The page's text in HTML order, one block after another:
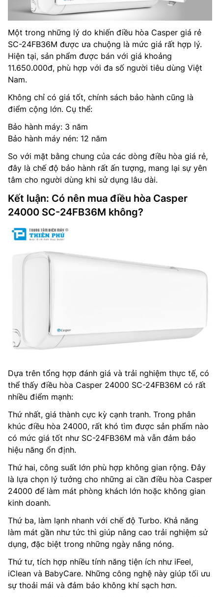
Một trong những lý do khiến điều hòa Casper giá rẻ
SC-24FB36M được ưa chuộng là mức giá rất hợp lý.
Hiện tại, sản phẩm được bán với giá khoảng
11.650.000đ, phù hợp với đa số người tiêu dùng Việt
Nam.
Không chỉ có giá tốt, chính sách bảo hành cũng là
điểm cộng lớn. Cụ thể:
Bảo hành máy: 3 năm
Bảo hành máy nén: 12 năm
So với mặt bằng chung của các dòng điều hòa giá rẻ,
đây là chế độ bảo hành rất ấn tượng, mang lại sự yên
tâm cho người dùng khi sử dụng lâu dài.
Kết luận: Có nên mua điều hòa Casper
24000 SC-24FB36M không?
Dựa trên tổng hợp đánh giá và trải nghiệm thực tế, có
thể thấy điều hòa Casper 24000 SC-24FB36M có rất
nhiều điểm mạnh:
Thứ nhất, giá thành cực kỳ cạnh tranh. Trong phân
khúc điều hòa 24000, rất khó tìm được sản phẩm nào
có mức giá tốt như SC-24FB36M mà vẫn đảm bảo
hiệu năng ổn định.
Thứ hai, công suất lớn phù hợp không gian rộng. Đây
là lựa chọn lý tưởng cho những ai cần điều hòa Casper
24000 để làm mát phòng khách lớn hoặc không gian
kinh doanh.
Thứ ba, làm lạnh nhanh với chế độ Turbo. Khả năng
làm mát gần như tức thì giúp nâng cao trải nghiệm sử
dụng, đặc biệt trong những ngày nắng nóng.
Thứ tư, tích hợp nhiều tính năng tiện ích như iFeel,
iClean và BabyCare. Những công nghệ này giúp tối ưu
sự thoải mái và đảm bảo không khí sạch hơn.